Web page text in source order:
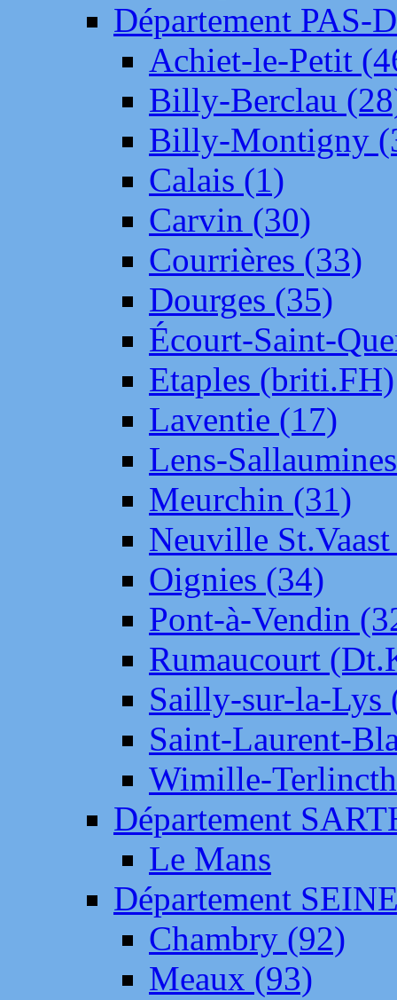
Département PAS-
Achiet-le-Petit
Billy-Berclau
Billy-Montigny
Calais (1)
Carvin (30)
Courrières (33)
Dourges (35)
Écourt-Saint-
Etaples (briti.FH)
Laventie (17)
Lens-
Meurchin (31)
Neuville
Oignies (34)
Pont-à-Vendin
Rumaucourt
Sailly-sur-la-Lys
Saint-Laurent-
Wimille-
Département
Le Mans
Département
Chambry (92)
Meaux (93)